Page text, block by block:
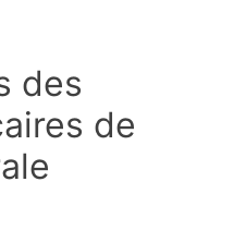
des
de